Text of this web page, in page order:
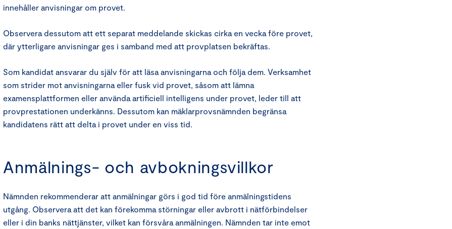
innehåller anvisningar om provet.
Observera dessutom att ett separat meddelande skickas cirka en vecka före provet,
där ytterligare anvisningar ges i samband med att provplatsen bekräftas.
Som kandidat ansvarar du själv för att läsa anvisningarna och följa dem. Verksamhet
som strider mot anvisningarna eller fusk vid provet, såsom att lämna
examensplattformen eller använda artificiell intelligens under provet, leder till att
provprestationen underkänns. Dessutom kan mäklarprovsnämnden begränsa
kandidatens rätt att delta i provet under en viss tid.
Anmälnings- och avbokningsvillkor
Nämnden rekommenderar att anmälningar görs i god tid före anmälningstidens
utgång. Observera att det kan förekomma störningar eller avbrott i nätförbindelser
eller i din banks nättjänster, vilket kan försvåra anmälningen. Nämnden tar inte emot